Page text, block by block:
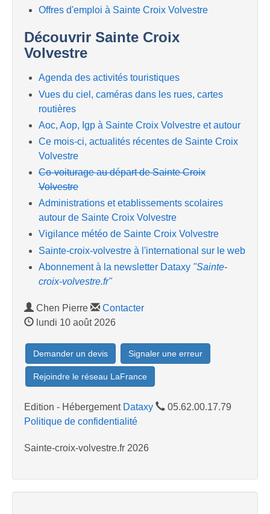
Offres d'emploi à Sainte Croix Volvestre
Découvrir Sainte Croix
Volvestre
Agenda des activités touristiques
Vues du ciel, caméras dans les rues, cartes
routières
Aoc, Aop, Igp à Sainte Croix Volvestre et autour
Ce mois-ci, actualités récentes de Sainte Croix
Volvestre
Co-voiturage au départ de Sainte Croix
Volvestre
Administrations et etablissements scolaires
autour de Sainte Croix Volvestre
Vigilance météo de Sainte Croix Volvestre
Sainte-croix-volvestre à l'international sur le web
Abonnement à la newsletter Dataxy "Sainte-
croix-volvestre.fr"
Chen Pierre
Contacter
lundi 10 août 2026
Demander un devis Signaler une erreur
Rejoindre le réseau LaFrance
Edition - Hébergement Dataxy
05.62.00.17.79
Politique de confidentialité
Sainte-croix-volvestre.fr 2026